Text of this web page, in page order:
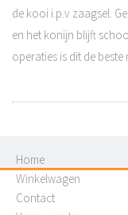
de kooi i.p.v zaagsel.
en het konijn blijft
operaties is dit de beste
Home
Winkelwagen
Contact